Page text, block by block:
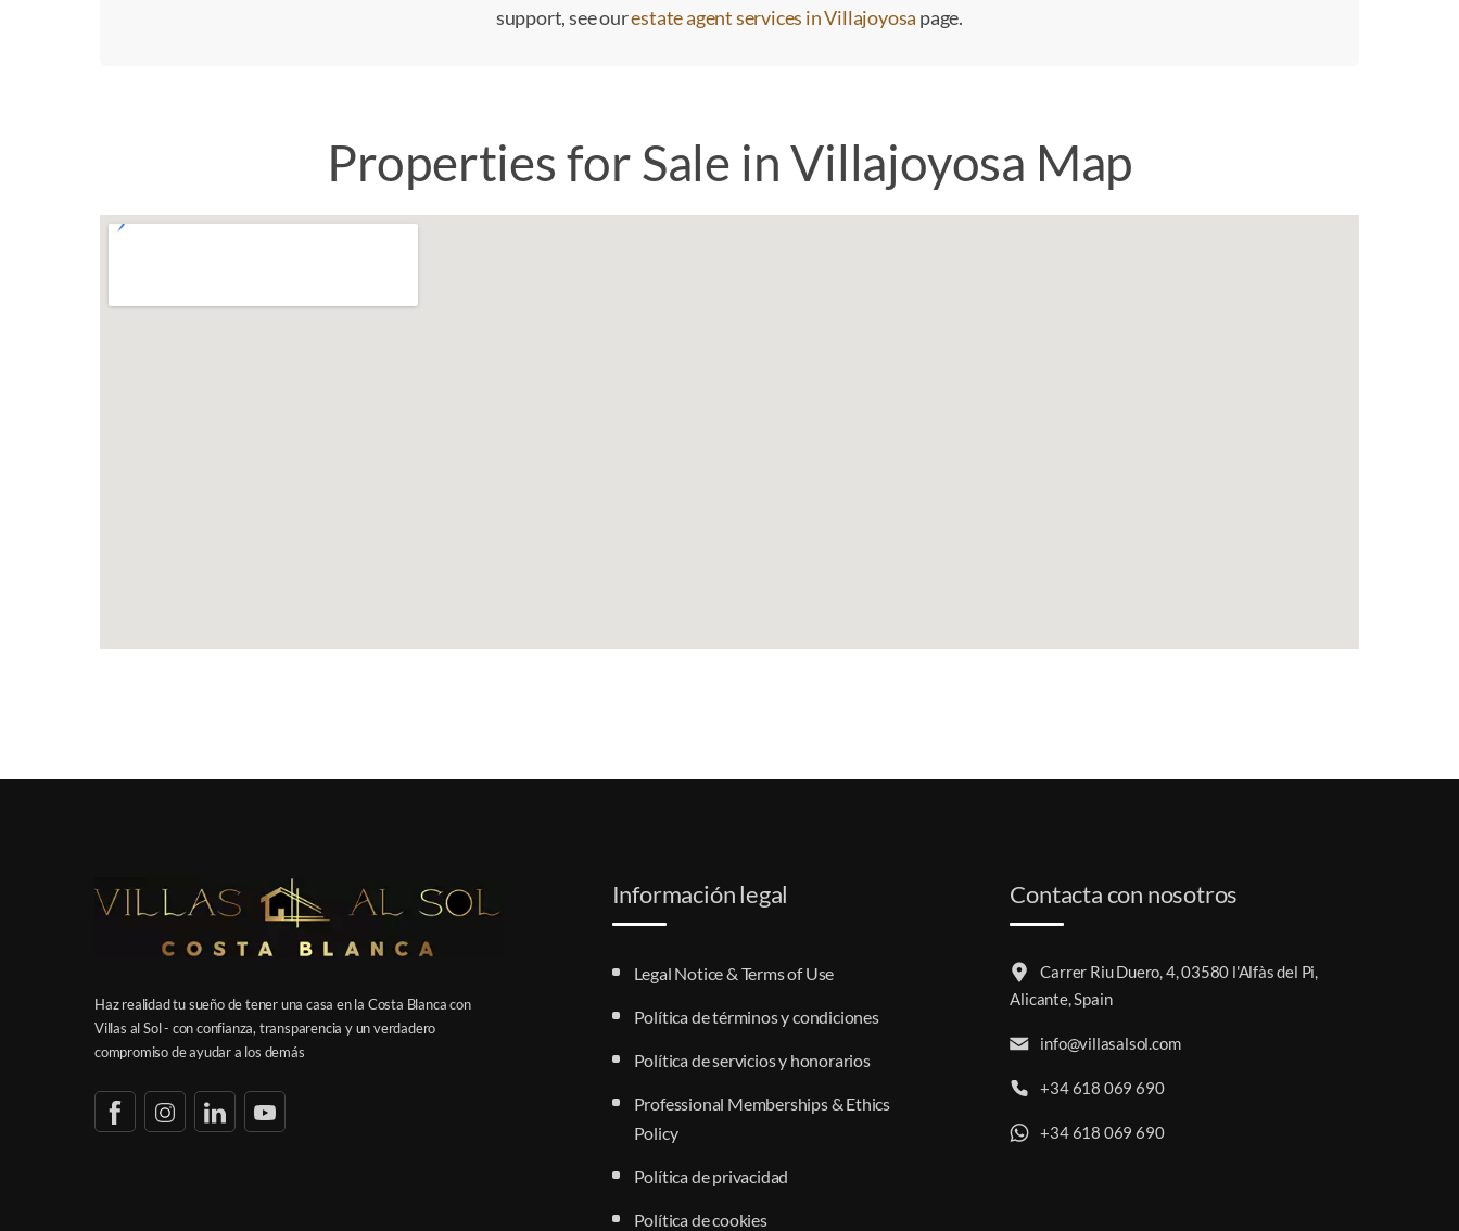
support, see ourestate agent services in Villajoyosa page.
Properties for Sale in Villajoyosa Map
Haz realidad tu sueño de tener una casa en la Costa Blanca con
Villas al Sol - con confianza, transparencia y un verdadero
compromiso de ayudar a los demás
Información legal
Legal Notice & Terms of Use
Política de términos y condiciones
Política de servicios y honorarios
Professional Memberships & Ethics
Policy
Política de privacidad
Política de cookies
Contacta con nosotros
Carrer Riu Duero, 4, 03580 l'Alfàs del Pi,
Alicante, Spain
info@villasalsol.com
+34 618 069 690
+34 618 069 690